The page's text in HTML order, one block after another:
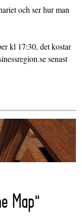
och ser hur man
kl 17:30, det kostar
senast
Map"